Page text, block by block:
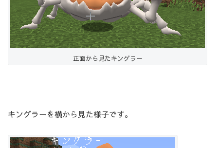
正面から見たキングラー
キングラーを横から見た様子です。